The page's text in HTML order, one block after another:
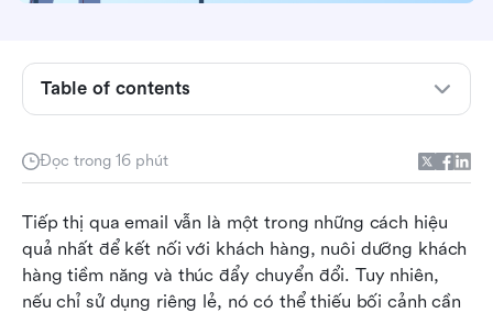
Đọc trong 16 phút
Tiếp thị qua email vẫn là một trong những cách hiệu
quả nhất để kết nối với khách hàng, nuôi dưỡng khách
hàng tiềm năng và thúc đẩy chuyển đổi. Tuy nhiên,
nếu chỉ sử dụng riêng lẻ, nó có thể thiếu bối cảnh cần
Table of contents
CRM cho email marketing là gì?
email CRM
Khám phá 10 phần mềm CRM và email
marketing tốt nhất hàng đầu năm 2025